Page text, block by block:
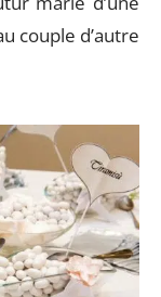
couple d’autre